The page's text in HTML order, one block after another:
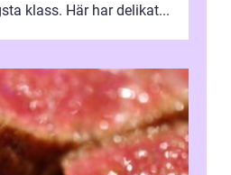
klass. Här har delikat...